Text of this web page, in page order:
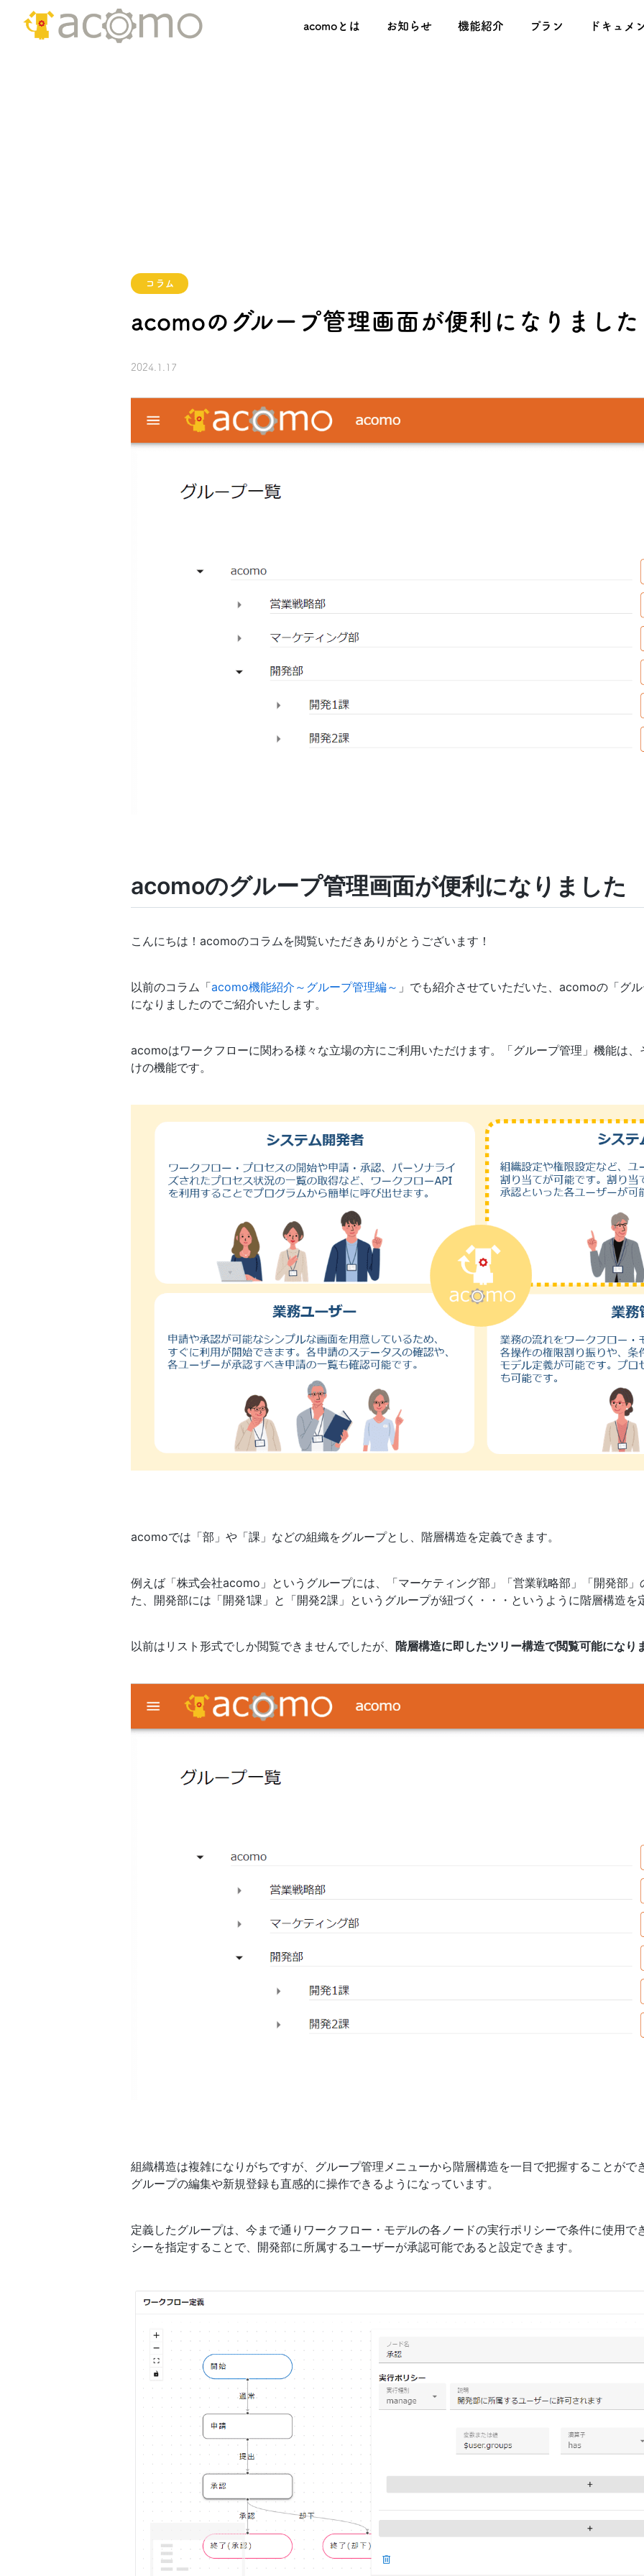
acomoとは お知らせ 機能紹介 プラン ドキュメ
コラム
acomoのグループ管理画面が便利になりました
2024.1.17
acomoのグループ管理画面が便利になりました
こんにちは！acomoのコラムを閲覧いただきありがとうございます！
以前のコラム「acomo機能紹介～グループ管理編～ 」でも紹介させていただいた、acomoの「グ
になりましたのでご紹介いたします。
acomoはワークフローに関わる様々な立場の方にご利用いただけます。「グループ管理」機能は
けの機能です。
acomoでは「部」や「課」などの組織をグループとし、階層構造を定義できます。
例えば「株式会社acomo」というグループには、「マーケティング部」「営業戦略部」「開発部
た、開発部には「開発1課」と「開発2課」というグループが紐づく・・・というように階層構造を
以前はリスト形式でしか閲覧できませんでしたが、 階層構造に即したツリー構造で閲覧可能になり
組織構造は複雑になりがちですが、グループ管理メニューから階層構造を一目で把握することがで
グループの編集や新規登録も直感的に操作できるようになっています。
定義したグループは、今まで通りワークフロー・モデルの各ノードの実行ポリシーで条件に使用
シーを指定することで、開発部に所属するユーザーが承認可能であると設定できます。